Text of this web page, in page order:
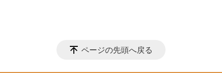
ページの先頭へ戻る